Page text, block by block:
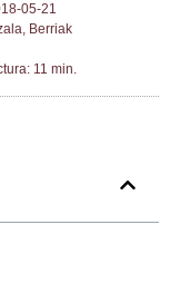
05-21
, Berriak
11 min.